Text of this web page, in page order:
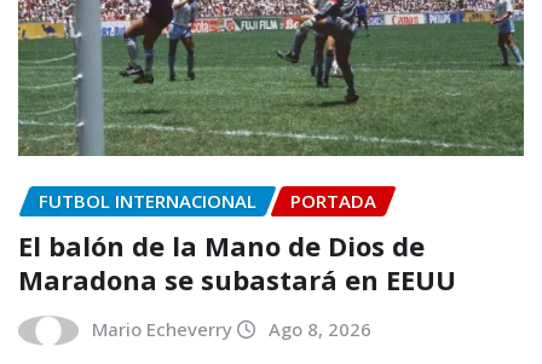
FUTBOL INTERNACIONAL PORTADA
El balón de la Mano de Dios de
Maradona se subastará en EEUU
Mario Echeverry Ago 8, 2026